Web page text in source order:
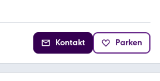
Kontakt Parken